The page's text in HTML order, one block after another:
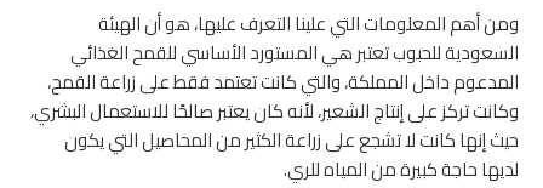
ومن أهم المعلومات التي علينا التعرف عليها، هو أن الهيئة
السعودية للحبوب تعتبر هي المستورد الأساسي للقمح الغذائي
المدعوم داخل المملكة، والتي كانت تعتمد فقط على زراعة القمح،
وكانت تركز على إنتاج الشعير، لأنه كان يعتبر صالحًا للاستعمال البشري،
حيث إنها كانت لا تشجع على زراعة الكثير من المحاصيل التي يكون
لديها حاجة كبيرة من المياه للري.